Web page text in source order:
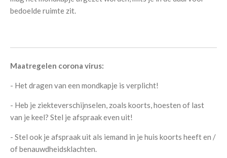
bedoelde ruimte zit.
Maatregelen corona virus:
- Het dragen van een mondkapje is verplicht!
- Heb je ziekteverschijnselen, zoals koorts, hoesten of last
van je keel? Stel je afspraak even uit!
- Stel ook je afspraak uit als iemand in je huis koorts heeft en /
of benauwdheidsklachten.